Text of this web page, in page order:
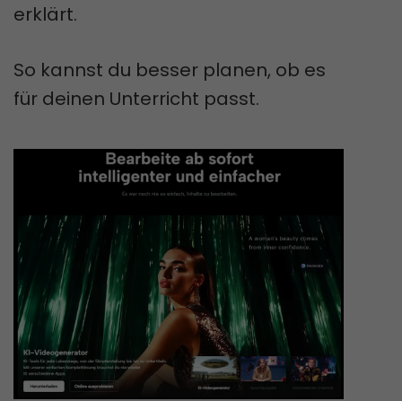
erklärt.
So kannst du besser planen, ob es
für deinen Unterricht passt.